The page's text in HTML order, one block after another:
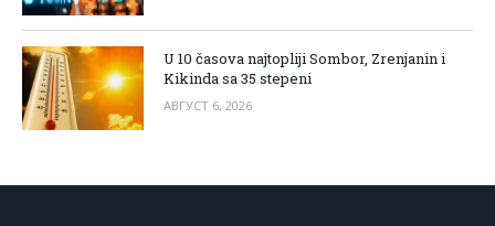
U 10 časova najtopliji Sombor, Zrenjanin i
Kikinda sa 35 stepeni
АВГУСТ 6, 2026